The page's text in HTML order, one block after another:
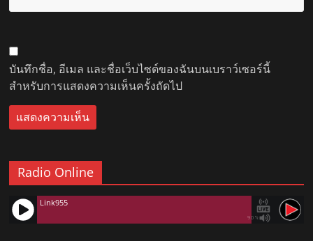
บันทึกชื่อ, อีเมล และชื่อเว็บไซต์ของฉันบนเบราว์เซอร์นี้
สำหรับการแสดงความเห็นครั้งถัดไป
Radio Online
90%
Link955